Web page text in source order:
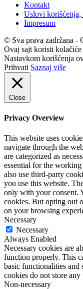
Kontakt
Uslovi korišćenja,
Impresum
© Sva prava zadržana -
Ovaj sajt koristi
Nastavkom korišćenja
Prihvati Saznaj više
Close
Privacy Overview
This website uses
navigate through the
are categorized as
essential for the
also use third-party
you use this website.
only with your consent.
cookies. But opting out
on your browsing
Necessary
Necessary
Always Enabled
Necessary cookies are
function properly. This
basic functionalities and
cookies do not store
Non-necessary